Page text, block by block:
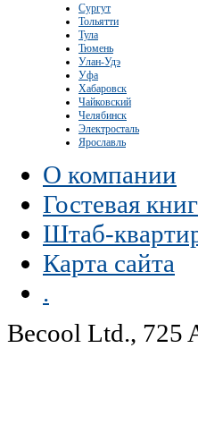
Сургут
Тольятти
Тула
Тюмень
Улан-Удэ
Уфа
Хабаровск
Чайковский
Челябинск
Электросталь
Ярославль
О компании
Гостевая
Штаб-
Карта сайта
.
Becool Ltd., 725